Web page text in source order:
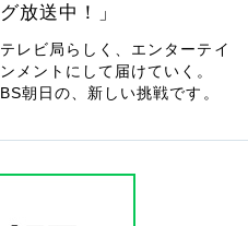
グ放送中！」
テレビ局らしく、エンターテイ
ンメントにして届けていく。
BS朝日の、新しい挑戦です。